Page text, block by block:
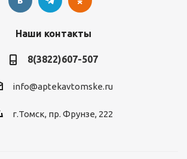
Наши контакты
8(3822)607-507
info@aptekavtomske.ru
г.Томск, пр. Фрунзе, 222